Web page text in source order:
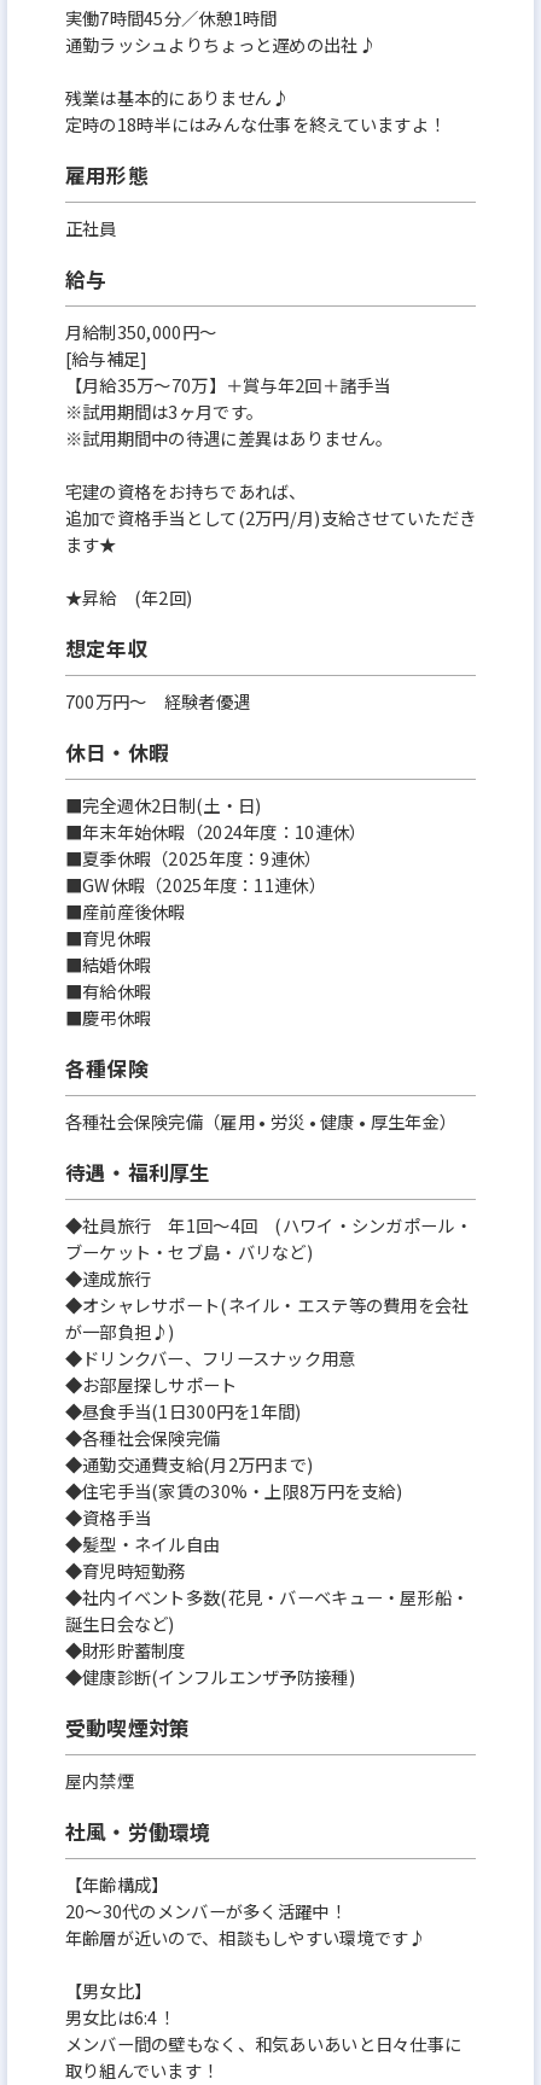
・宅建取得支援
・業務マニュアルの徹底
・外部講師による管理職研修（月1回）
経験ゼロからPMスキルを身につけ、
資格を取り、
キャリアアップしていける仕組みがあります。
◆キャリアの可能性が広い
・リーダー
・PMマネージャー
・支店管理職
・バックオフィス
・新規事業参画
など、将来の選択肢も豊富。
■こんな方が向いています
・人の役に立つ仕事がしたい
・細やかな対応が得意
・誰かを支えることにやりがいを感じる
・長く働ける会社でキャリアを築きたい
・資格（宅建）を活かしたい・取りたい
・働きやすさも収入も手に入れたい
ひとつでも当てはまれば、
当社のPM職はきっとあなたに合っています。
■最後に
大和インフィリンクは、
“社員の幸せを本気で考える会社”です。
働きやすさ、待遇、成長、企業の信頼度。
どれをとっても自信を持っておすすめできる環境があ
ります。
あなたの「これからの人生」を、
より豊かにする選択肢の1つとして、
当社のPM職をぜひ見ていただければ幸いです。
実働7時間45分／休憩1時間
通勤ラッシュよりちょっと遅めの出社♪
残業は基本的にありません♪
定時の18時半にはみんな仕事を終えていますよ！
雇用形態
正社員
給与
月給制350,000円～
[給与補足]
【月給35万〜70万】＋賞与年2回＋諸手当
※試用期間は3ヶ月です。
※試用期間中の待遇に差異はありません。
宅建の資格をお持ちであれば、
追加で資格手当として(2万円/月)支給させていただき
ます★
★昇給 (年2回)
想定年収
700万円〜 経験者優遇
休日・休暇
■完全週休2日制(土・日)
■年末年始休暇（2024年度：10連休）
■夏季休暇（2025年度：9連休）
■GW休暇（2025年度：11連休）
■産前産後休暇
■育児休暇
■結婚休暇
■有給休暇
■慶弔休暇
各種保険
各種社会保険完備（雇用 • 労災 • 健康 • 厚生年金）
待遇・福利厚生
◆社員旅行 年1回～4回 (ハワイ・シンガポール・
ブーケット・セブ島・バリなど)
◆達成旅行
◆オシャレサポート(ネイル・エステ等の費用を会社
が一部負担♪)
◆ドリンクバー、フリースナック用意
◆お部屋探しサポート
◆昼食手当(1日300円を1年間)
◆各種社会保険完備
◆通勤交通費支給(月2万円まで)
◆住宅手当(家賃の30%・上限8万円を支給)
◆資格手当
◆髪型・ネイル自由
◆育児時短勤務
◆社内イベント多数(花見・バーベキュー・屋形船・
誕生日会など)
◆財形貯蓄制度
◆健康診断(インフルエンザ予防接種)
受動喫煙対策
屋内禁煙
社風・労働環境
【年齢構成】
20～30代のメンバーが多く活躍中！
年齢層が近いので、相談もしやすい環境です♪
【男女比】
男女比は6:4！
メンバー間の壁もなく、和気あいあいと日々仕事に
取り組んでいます！